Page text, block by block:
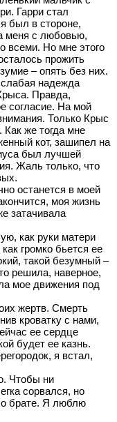
Гарри стал
был в стороне,
меня с любовью,
всеми. Но мне этого
прожить
– опять без них.
надежда
Правда,
согласие. На мой
Только Крыс
же тогда мне
кот, зашипел на
был лучшей
Жаль только, что
останется в моей
моя жизнь
затачивала
как руки матери
громко бьется ее
такой безумный –
решила, наверное,
мое движения под
жертв. Смерть
кроватку с нами,
ее сердце
будет ее казнь.
я встал,
Чтобы ни
сорвался, но
о брате. Я люблю